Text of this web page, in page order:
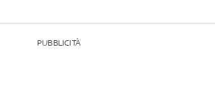
PUBBLICITÀ